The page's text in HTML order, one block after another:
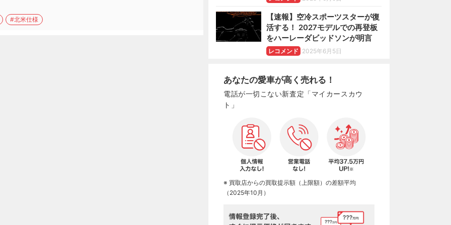
#北米仕様
【速報】空冷スポーツスターが復
活する！ 2027モデルでの再登板
をハーレーダビッドソンが明言
レコメンド 2025年6月5日
あなたの愛車が高く売れる！
電話が一切こない新査定「マイカースカウ
ト」
※ 買取店からの買取提示額（上限額）の差額平均
（2025年10月）